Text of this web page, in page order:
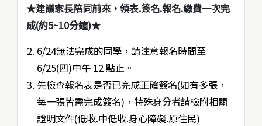
★建議家長陪同前來，領表.簽名.報名.繳費一次完
成(約5~10分鐘)★
6/24無法完成的同學，請注意報名時間至
6/25(四)中午 12 點止。
先檢查報名表是否已完成正確簽名(如有多張，
每一張皆需完成簽名)，特殊身分者請檢附相關
證明文件(低收.中低收.身心障礙.原住民)